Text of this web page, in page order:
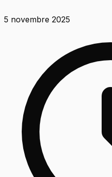
5 novembre 2025